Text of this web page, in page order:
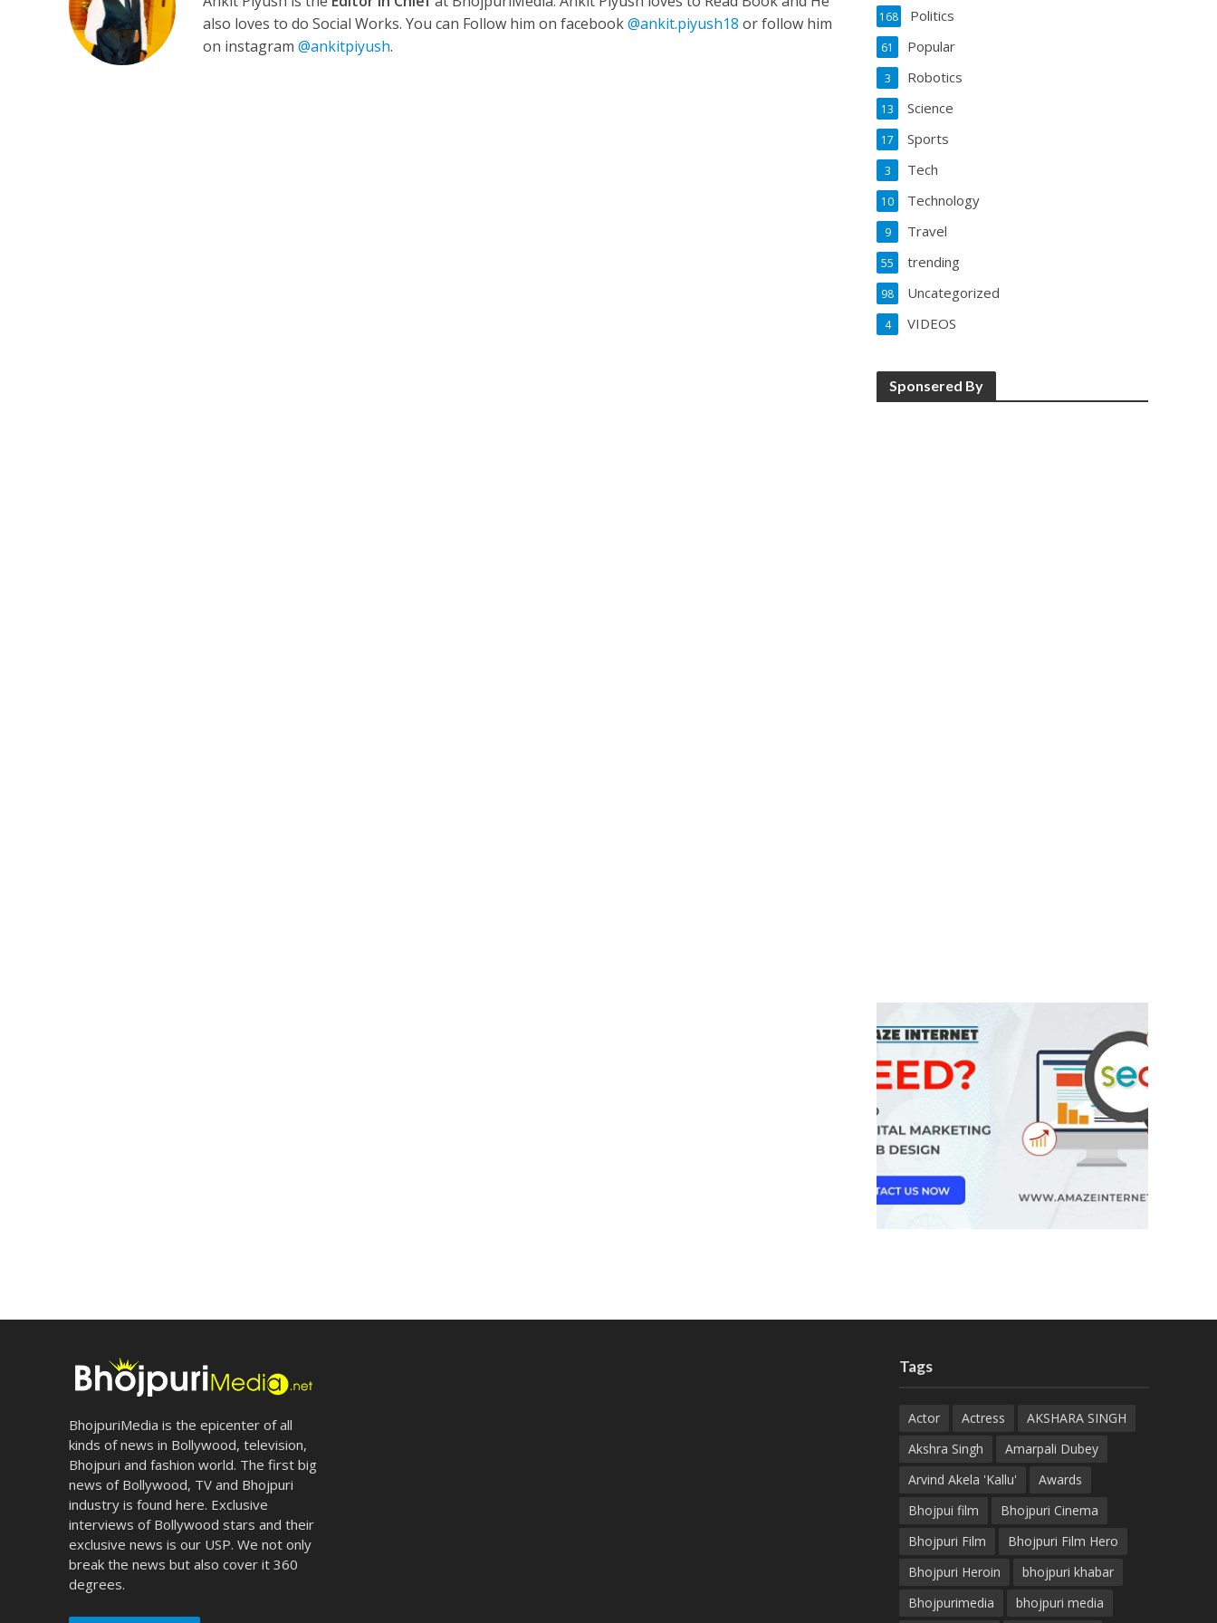
कुलदीप कुमार की “गौरी शंकर की प्रेम कहानी” ने मचाया धमाल
also loves to do Social Works. You can Follow him on facebook@ankit.piyush18 or follow him
on instagram@ankitpiyush.
Politics
168
Popular
61
Robotics
3
Science
13
Sports
17
Tech
3
Technology
10
Travel
9
trending
55
Uncategorized
98
VIDEOS
4
Sponsered By
BhojpuriMedia is the epicenter of all
kinds of news in Bollywood, television,
Bhojpuri and fashion world. The first big
news of Bollywood, TV and Bhojpuri
industry is found here. Exclusive
interviews of Bollywood stars and their
exclusive news is our USP. We not only
break the news but also cover it 360
degrees.
Tags
Actor Actress
AKSHARA SINGH
Akshra Singh
Amarpali Dubey
Arvind Akela 'Kallu'
Awards
Bhojpui film
Bhojpuri Cinema
Bhojpuri Film
Bhojpuri Film Hero
Bhojpuri Heroin
bhojpuri khabar
Bhojpurimedia
bhojpuri media